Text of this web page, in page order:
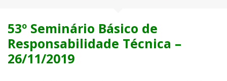
53º Seminário Básico de
Responsabilidade Técnica –
26/11/2019